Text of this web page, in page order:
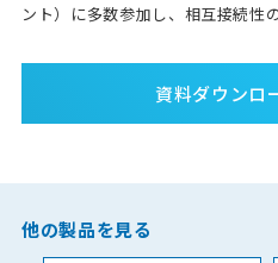
ント）に多数参加し、相互接続性
資料ダウンロ
他の製品を見る